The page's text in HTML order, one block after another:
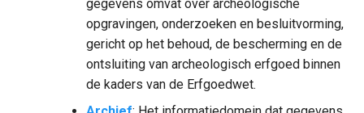
gegevens omvat over archeologische
opgravingen, onderzoeken en besluitvorming,
gericht op het behoud, de bescherming en de
ontsluiting van archeologisch erfgoed binnen
de kaders van de Erfgoedwet.